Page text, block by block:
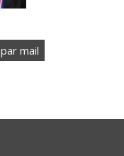
par mail